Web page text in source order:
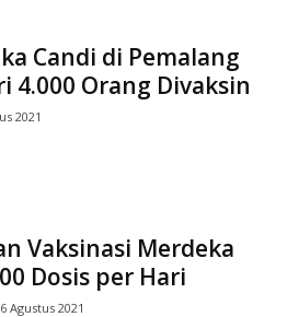
Candi di Pemalang
4.000 Orang Divaksin
2021
Vaksinasi Merdeka
Dosis per Hari
Agustus 2021